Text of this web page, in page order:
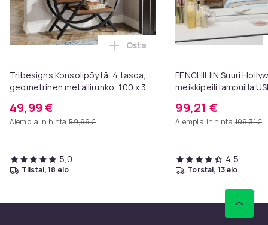
Tribesigns Konsolipöytä, 4 tasoa,
geometrinen metallirunko, 100 x 30
sohvapöytä
49,99 €
Aiempi alin hinta 59,99 €
Lisää Tribesigns Konsolipöytä,
Osta
5,0
tiistai, 18 elo
FENCHILIIN Suuri
meikkipeili lampuilla
99,21 €
Aiempi alin hinta 106,31 €
4,5
torstai, 13 elo